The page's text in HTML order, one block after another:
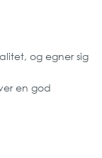
og egner sig
en god